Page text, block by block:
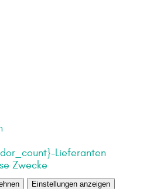
Lieferanten
Zwecke
Einstellungen anzeigen